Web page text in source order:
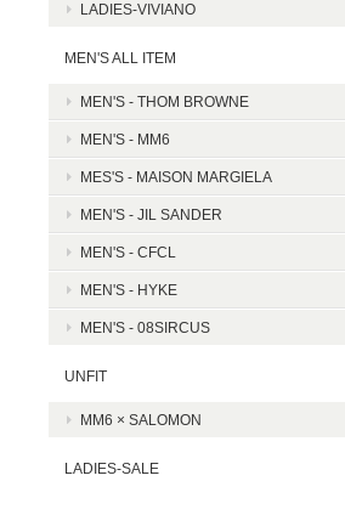
LADIES-VIVIANO
MEN'S ALL ITEM
MEN'S - THOM BROWNE
MEN'S - MM6
MES'S - MAISON MARGIELA
MEN'S - JIL SANDER
MEN'S - CFCL
MEN'S - HYKE
MEN'S - 08SIRCUS
UNFIT
MM6 × SALOMON
LADIES-SALE